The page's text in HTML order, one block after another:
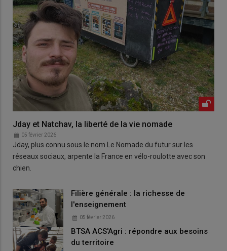
Jday et Natchav, la liberté de la vie nomade
05 février 2026
Jday, plus connu sous le nom Le Nomade du futur sur les
réseaux sociaux, arpente la France en vélo-roulotte avec son
chien.
Filière générale : la richesse de
l'enseignement
05 février 2026
BTSA ACS'Agri : répondre aux besoins
du territoire